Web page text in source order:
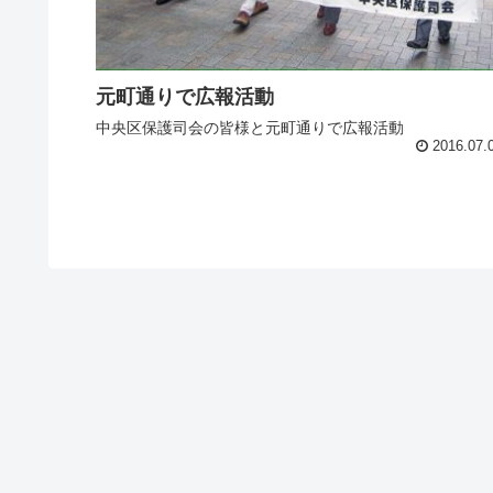
元町通りで広報活動
中央区保護司会の皆様と元町通りで広報活動